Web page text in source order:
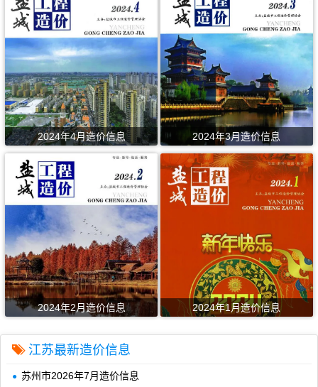
2024年4月造价信息 2024年3月造价信息
2024年2月造价信息 2024年1月造价信息
江苏最新造价信息
苏州市2026年7月造价信息